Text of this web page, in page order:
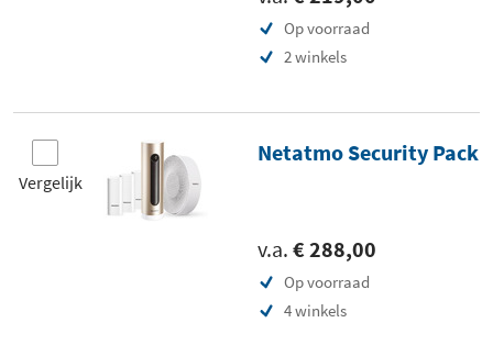
Op voorraad
2 winkels
Vergelijk
Netatmo Security Pack
v.a. € 288,00
Op voorraad
4 winkels